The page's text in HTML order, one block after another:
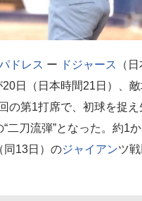
ドレス ー ドジャース （
20日（日本時間21日）、
の第1打席で、初球を捉
二刀流弾”となった。約1
同13日）のジャイアンツ